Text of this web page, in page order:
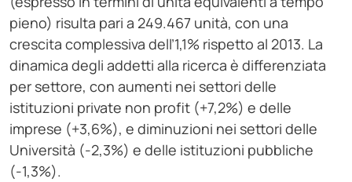
pieno) risulta pari a 249.467 unità, con una
crescita complessiva dell’1,1% rispetto al 2013. La
dinamica degli addetti alla ricerca è differenziata
per settore, con aumenti nei settori delle
istituzioni private non profit (+7,2%) e delle
imprese (+3,6%), e diminuzioni nei settori delle
Università (-2,3%) e delle istituzioni pubbliche
(-1,3%).